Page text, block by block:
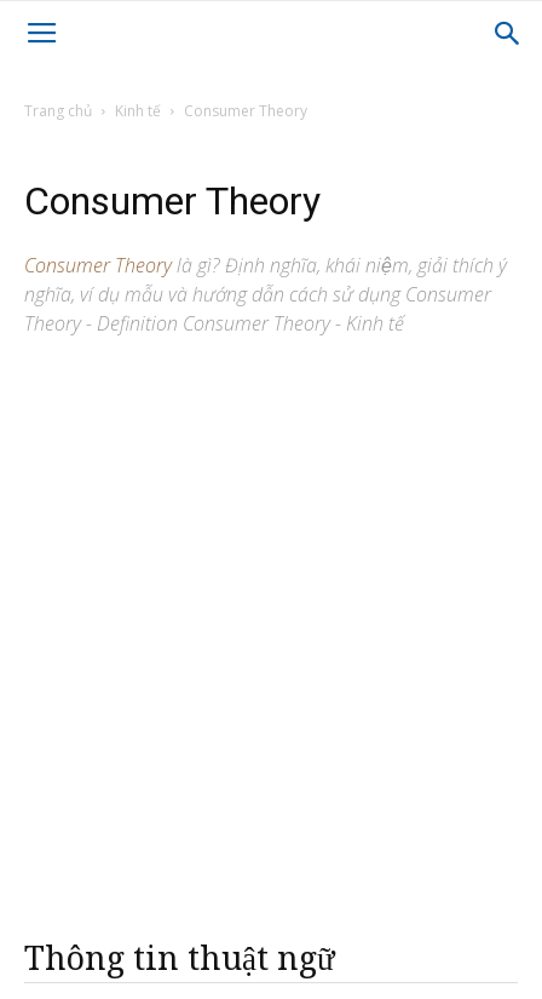
Trang chủ Kinh tế Consumer Theory
Consumer Theory
Consumer Theorylà gì? Định nghĩa, khái niệm, giải thích ý
nghĩa, ví dụ mẫu và hướng dẫn cách sử dụng Consumer
Theory - Definition Consumer Theory - Kinh tế
Thông tin thuật ngữ